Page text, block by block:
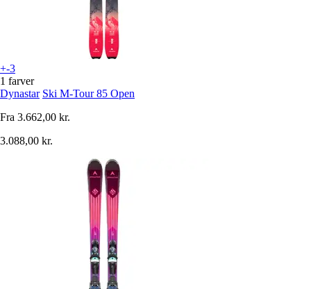
+-3
1 farver
Dynastar Ski M-Tour 85 Open
Fra 3.662,00 kr.
3.088,00 kr.